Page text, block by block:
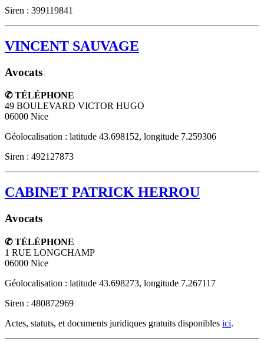
Siren : 399119841
VINCENT SAUVAGE
Avocats
✆ TÉLÉPHONE
49 BOULEVARD VICTOR HUGO
06000 Nice
Géolocalisation : latitude 43.698152, longitude 7.259306
Siren : 492127873
CABINET PATRICK HERROU
Avocats
✆ TÉLÉPHONE
1 RUE LONGCHAMP
06000 Nice
Géolocalisation : latitude 43.698273, longitude 7.267117
Siren : 480872969
Actes, statuts, et documents juridiques gratuits disponibles ici.